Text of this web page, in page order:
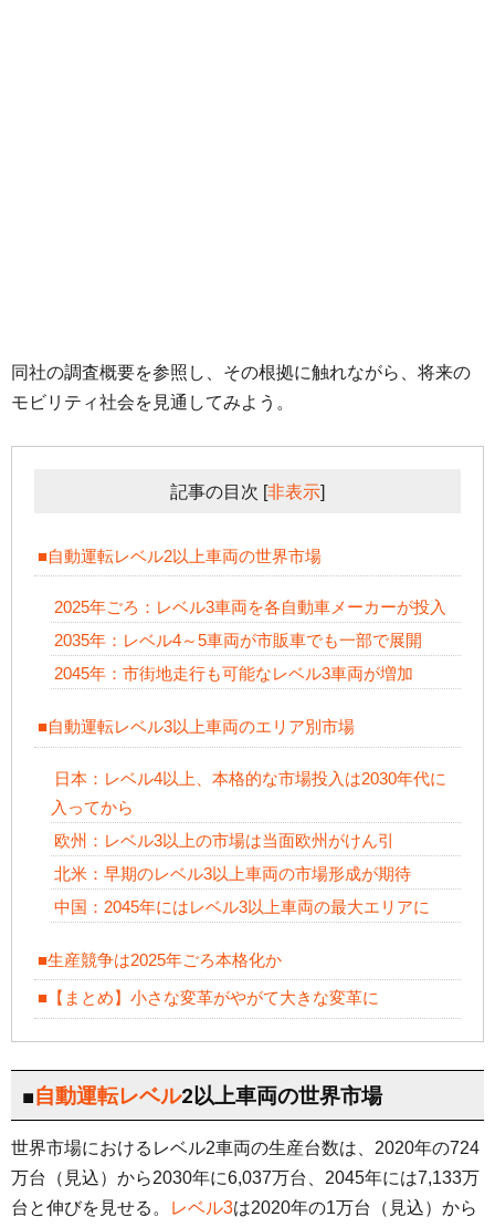
同社の調査概要を参照し、その根拠に触れながら、将来の
モビリティ社会を見通してみよう。
記事の目次 [非表示]
■自動運転レベル2以上車両の世界市場
2025年ごろ：レベル3車両を各自動車メーカーが投入
2035年：レベル4～5車両が市販車でも一部で展開
2045年：市街地走行も可能なレベル3車両が増加
■自動運転レベル3以上車両のエリア別市場
日本：レベル4以上、本格的な市場投入は2030年代に
入ってから
欧州：レベル3以上の市場は当面欧州がけん引
北米：早期のレベル3以上車両の市場形成が期待
中国：2045年にはレベル3以上車両の最大エリアに
■生産競争は2025年ごろ本格化か
■【まとめ】小さな変革がやがて大きな変革に
■自動運転レベル2以上車両の世界市場
世界市場におけるレベル2車両の生産台数は、2020年の724
万台（見込）から2030年に6,037万台、2045年には7,133万
台と伸びを見せる。
レベル3は2020年の1万台（見込）から